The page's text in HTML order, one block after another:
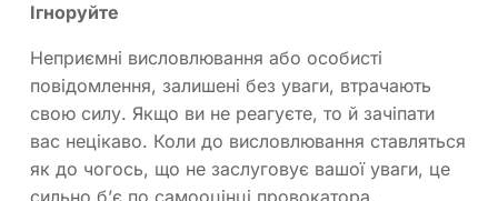
Ігноруйте
Неприємні висловлювання або особисті
повідомлення, залишені без уваги, втрачають
свою силу. Якщо ви не реагуєте, то й зачіпати
вас нецікаво. Коли до висловлювання ставляться
як до чогось, що не заслуговує вашої уваги, це